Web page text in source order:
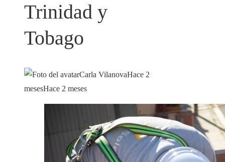
Trinidad y
Tobago
Carla VilanovaHace 2
mesesHace 2 meses